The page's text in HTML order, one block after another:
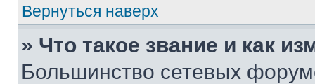
Вернуться наверх
» Что такое звание и как
Большинство сетевых